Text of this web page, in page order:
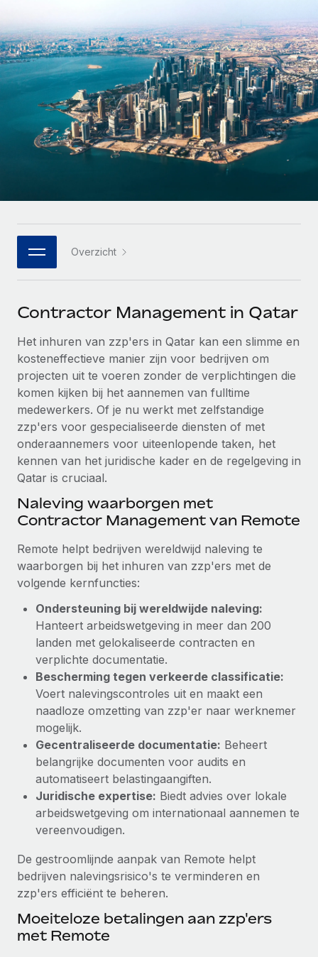
PEO
Ingewikkelde HR-taken eenvoudig uitbesteden
INFRASTRUCTUUR
Remote Embedded
HR naadloos in workflows integreren
Integraties
Vraag een expert
Krijg hulp van global HR- en juridische experts
Achtergrondonderzoek
Vereenvoudig het screeningsproces van
kandidaten
Compliance Watchtower
Blijf compliance-risico's voor
Apparaatbeheer
Lever en track wereldwijd IT-middelen
Entiteiten oprichten
Stel snel compliant entiteiten op
Mobiliteit en overplaatsing
Plaats werknemers moeiteloos over
Secundaire arbeidsvoorwaarden
Eenvoudig secundaire arbeidsvoorwaarden
beheren
GROEIFASE
Start-ups
Flexibele global HR en payroll solutions voor groeiende
bedrijven
Mid-market
Teams uitbreiden met HR solutions op maat
WERK MET ONS SAMEN
Strategische technologiepartners
Een partner worden
Ontdek hoe je met ons kunt samenwerken
Binnenkort beschikbaar
Integraties en advies over AI-automatiseringen
CASESTUDY'S
Ontdek valuta-opties en betaalsnelheden voor
internationale zzp'ers
LEREN MET REMOTE
Onderzoek en gidsen
Casestudy's
Checklists en templates
Webinars
Newsroom
Inzicht in salaris en talent
Inzichtencentrum
Support
Alle bronnen bekijken
BLOG
Global Payroll
Contractor Management
Belastingen
Naar de blog
BLOG
Productupdates van Remote: Gusto- en Xero-
integraties en Contractor Management Plus
Het blijft de missie van Remote om alle soorten bedrijven
Meer informatie
Hoe Phiture 55 werknemers in 19 landen
Phiture, een toonaangevende leider in de wereldwijde
mobiele groeiadviessector, zet zich sinds 2016...
Meer informatie
Nederlands
Français
Español
Português (Portugal)
日本語
한국어
Inloggen
Overzicht
Contractor Management in Qatar
Het inhuren van zzp'ers in Qatar kan een slimme en
kosteneffectieve manier zijn voor bedrijven om
projecten uit te voeren zonder de verplichtingen die
komen kijken bij het aannemen van fulltime
medewerkers. Of je nu werkt met zelfstandige
zzp'ers voor gespecialiseerde diensten of met
onderaannemers voor uiteenlopende taken, het
kennen van het juridische kader en de regelgeving in
Qatar is cruciaal.
Naleving waarborgen met
Contractor Management van Remote
Remote helpt bedrijven wereldwijd naleving te
waarborgen bij het inhuren van zzp'ers met de
volgende kernfuncties:
Ondersteuning bij wereldwijde naleving:
Hanteert arbeidswetgeving in meer dan 200
landen met gelokaliseerde contracten en
verplichte documentatie.
Bescherming tegen verkeerde classificatie:
Voert nalevingscontroles uit en maakt een
naadloze omzetting van zzp'er naar werknemer
mogelijk.
Gecentraliseerde documentatie: Beheert
belangrijke documenten voor audits en
automatiseert belastingaangiften.
Juridische expertise: Biedt advies over lokale
arbeidswetgeving om internationaal aannemen te
vereenvoudigen.
De gestroomlijnde aanpak van Remote helpt
bedrijven nalevingsrisico's te verminderen en
zzp'ers efficiënt te beheren.
Moeiteloze betalingen aan zzp'ers
met Remote